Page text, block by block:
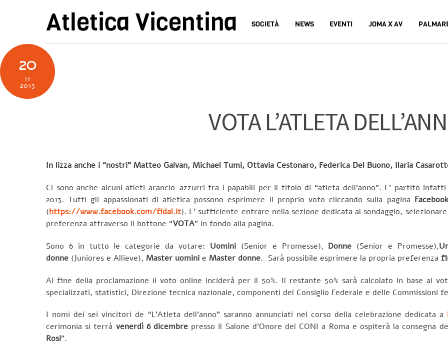
Atletica Vicentina SOCIETÀ NEWS EVENTI JOMA X AV
20
11
2013
VOTA L’ATLETA
In lizza anche i “nostri” Matteo Galvan, Michael Tumi, Ottavia Cestonaro, Federica Del Buono, Ilaria
Ci sono anche alcuni atleti arancio-azzurri tra i papabili per il titolo di “atleta dell’anno”. E’ partito infatti
2013. Tutti gli appassionati di atletica possono esprimere il proprio voto cliccando sulla pagina Facebook
(https://www.facebook.com/fidal.it). E’ sufficiente entrare nella sezione dedicata al sondaggio,
preferenza attraverso il bottone “VOTA” in fondo alla pagina.
Sono 6 in tutto le categorie da votare: Uomini(Senior e Promesse), Donne (Senior e Promesse),
donne (Juniores e Allieve), Master uomini e Master donne. Sarà possibile esprimere la propria preferenza
Al fine della proclamazione il voto online inciderà per il 50%. Il restante 50% sarà calcolato in base ai
specializzati, statistici, Direzione tecnica nazionale, componenti del Consiglio Federale e delle Commissioni
I nomi dei sei vincitori de “L’Atleta dell’anno” saranno annunciati nel corso della celebrazione dedicata a
cerimonia si terrà venerdì 6 dicembre presso il Salone d’Onore del CONI a Roma e ospiterà la consegna
Rosi”.